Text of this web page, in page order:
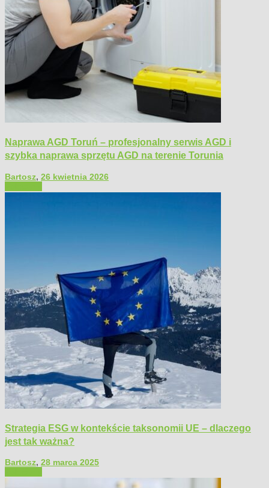
Naprawa AGD Toruń – profesjonalny serwis AGD i
szybka naprawa sprzętu AGD na terenie Torunia
Bartosz, 26 kwietnia 2026
Strategia ESG w kontekście taksonomii UE – dlaczego
jest tak ważna?
Bartosz, 28 marca 2025